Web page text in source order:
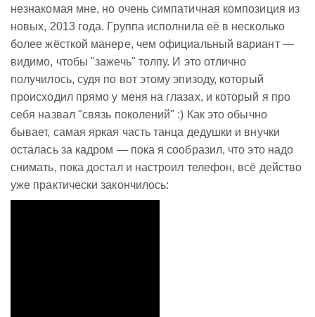
незнакомая мне, но очень симпатичная композиция из
новых, 2013 года. Группа исполнила её в несколько
более жёсткой манере, чем официальный вариант —
видимо, чтобы "зажечь" толпу. И это отлично
получилось, судя по вот этому эпизоду, который
происходил прямо у меня на глазах, и который я про
себя назвал "связь поколений" :) Как это обычно
бывает, самая яркая часть танца дедушки и внучки
осталась за кадром — пока я сообразил, что это надо
снимать, пока достал и настроил телефон, всё действо
уже практически закончилось: